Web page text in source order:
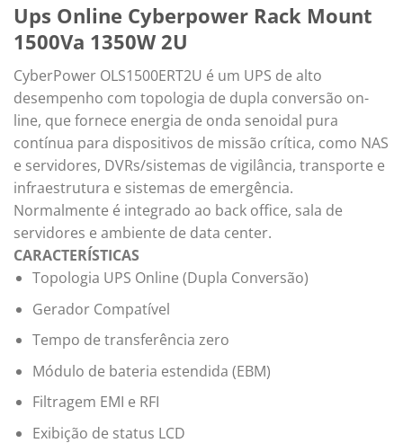
Ups Online Cyberpower Rack Mount
1500Va 1350W 2U
CyberPower OLS1500ERT2U é um UPS de alto
desempenho com topologia de dupla conversão on-
line, que fornece energia de onda senoidal pura
contínua para dispositivos de missão crítica, como NAS
e servidores, DVRs/sistemas de vigilância, transporte e
infraestrutura e sistemas de emergência.
Normalmente é integrado ao back office, sala de
servidores e ambiente de data center.
CARACTERÍSTICAS
Topologia UPS Online (Dupla Conversão)
Gerador Compatível
Tempo de transferência zero
Módulo de bateria estendida (EBM)
Filtragem EMI e RFI
Exibição de status LCD